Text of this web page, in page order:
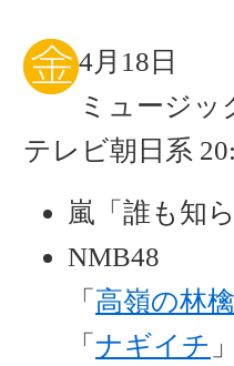
4月18日
ミュージッ
テレビ朝日系
嵐「誰も知
NMB48
「 高嶺の林檎
「 ナギイチ 」